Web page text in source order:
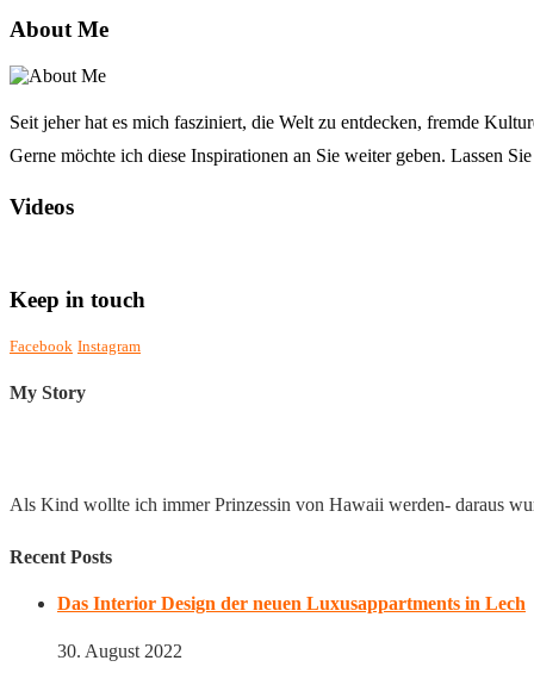
About Me
Seit jeher hat es mich fasziniert, die Welt zu entdecken, fremde
Gerne möchte ich diese Inspirationen an Sie weiter geben. Lassen
Videos
Keep in touch
Facebook Instagram
My Story
Als Kind wollte ich immer Prinzessin von Hawaii werden- daraus
Recent Posts
Das Interior Design der neuen Luxusappartments in Lech
30. August 2022